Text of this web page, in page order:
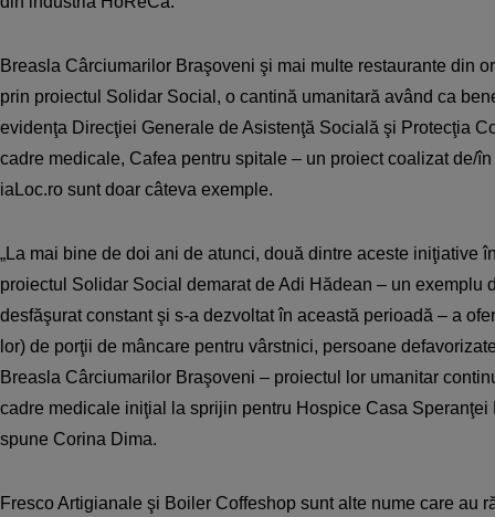
Breasla Cârciumarilor Braşoveni şi mai multe restaurante din
prin proiectul Solidar Social, o cantină umanitară având ca
evidenţa Direcţiei Generale de Asistenţă Socială şi Protecţia
cadre medicale, Cafea pentru spitale – un proiect coalizat de/
iaLoc.ro sunt doar câteva exemple.
„La mai bine de doi ani de atunci, două dintre aceste iniţiative
proiectul Solidar Social demarat de Adi Hădean – un exemplu
desfăşurat constant şi s-a dezvoltat în această perioadă – a
lor) de porţii de mâncare pentru vârstnici, persoane
Breasla Cârciumarilor Braşoveni – proiectul lor umanitar
cadre medicale iniţial la sprijin pentru Hospice Casa Speranţei
spune Corina Dima.
Fresco Artigianale şi Boiler Coffeshop sunt alte nume care au